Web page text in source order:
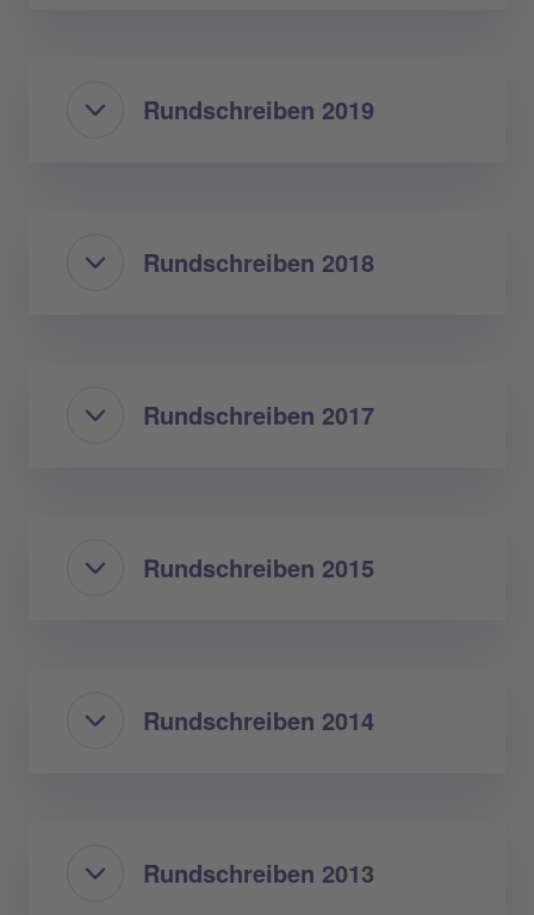
Rundschreiben 2019
Rundschreiben 2018
Rundschreiben 2017
Rundschreiben 2015
Rundschreiben 2014
Rundschreiben 2013